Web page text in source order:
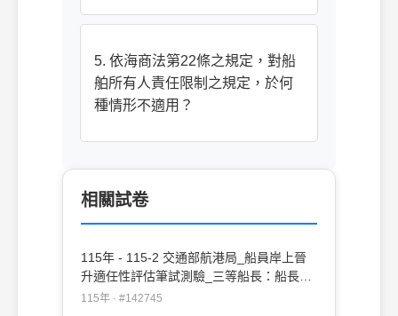
5. 依海商法第22條之規定，對船
舶所有人責任限制之規定，於何
種情形不適用？
相關試卷
115年 - 115-2 交通部航港局_船員岸上晉
升適任性評估筆試測驗_三等船長：船長實
務#142745
115年 · #142745